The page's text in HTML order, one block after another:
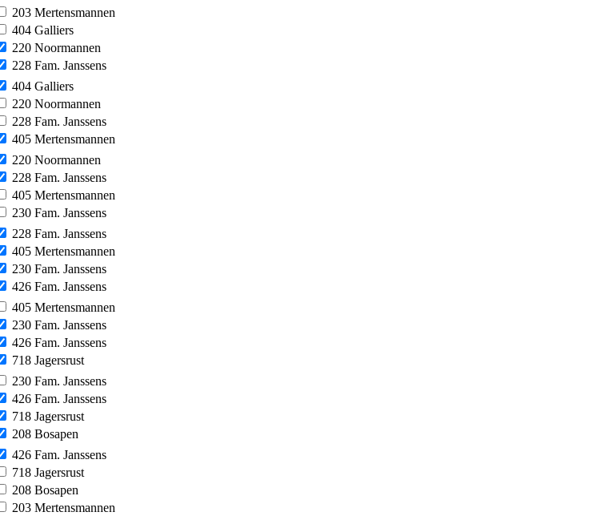
203 Mertensmannen
404 Galliers
220 Noormannen
228 Fam. Janssens
404 Galliers
220 Noormannen
228 Fam. Janssens
405 Mertensmannen
220 Noormannen
228 Fam. Janssens
405 Mertensmannen
230 Fam. Janssens
228 Fam. Janssens
405 Mertensmannen
230 Fam. Janssens
426 Fam. Janssens
405 Mertensmannen
230 Fam. Janssens
426 Fam. Janssens
718 Jagersrust
230 Fam. Janssens
426 Fam. Janssens
718 Jagersrust
208 Bosapen
426 Fam. Janssens
718 Jagersrust
208 Bosapen
203 Mertensmannen